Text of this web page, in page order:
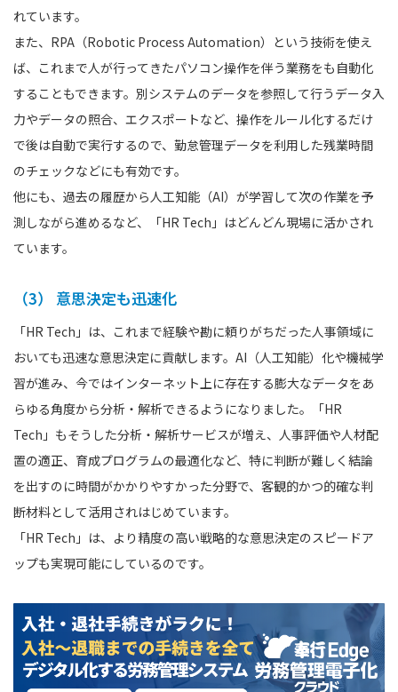
れています。
また、RPA（Robotic Process Automation）という技術を使え
ば、これまで人が行ってきたパソコン操作を伴う業務をも自動化
することもできます。別システムのデータを参照して行うデータ入
力やデータの照合、エクスポートなど、操作をルール化するだけ
で後は自動で実行するので、勤怠管理データを利用した残業時間
のチェックなどにも有効です。
他にも、過去の履歴から人工知能（AI）が学習して次の作業を予
測しながら進めるなど、「HR Tech」はどんどん現場に活かされ
ています。
（3） 意思決定も迅速化
「HR Tech」は、これまで経験や勘に頼りがちだった人事領域に
おいても迅速な意思決定に貢献します。AI（人工知能）化や機械学
習が進み、今ではインターネット上に存在する膨大なデータをあ
らゆる角度から分析・解析できるようになりました。「HR
Tech」もそうした分析・解析サービスが増え、人事評価や人材配
置の適正、育成プログラムの最適化など、特に判断が難しく結論
を出すのに時間がかかりやすかった分野で、客観的かつ的確な判
断材料として活用されはじめています。
「HR Tech」は、より精度の高い戦略的な意思決定のスピードア
ップも実現可能にしているのです。